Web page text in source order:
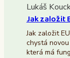
Lukáš
Jak založit
Jak založit
chystá
která má